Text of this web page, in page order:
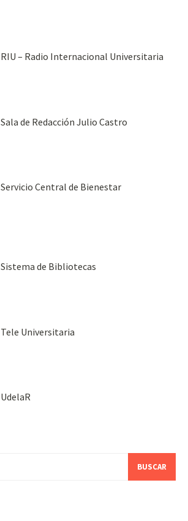
RIU – Radio Internacional Universitaria
Sala de Redacción Julio Castro
Servicio Central de Bienestar
Sistema de Bibliotecas
Tele Universitaria
UdelaR